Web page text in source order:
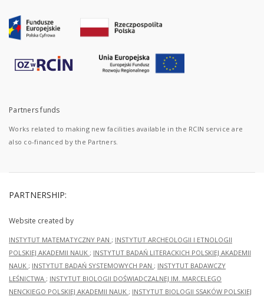
Partners funds
Works related to making new facilities available in the RCIN service are
also co-financed by the Partners.
PARTNERSHIP:
Website created by
INSTYTUT MATEMATYCZNY PAN ; INSTYTUT ARCHEOLOGII I ETNOLOGII
POLSKIEJ AKADEMII NAUK ; INSTYTUT BADAŃ LITERACKICH POLSKIEJ AKADEMII
NAUK ; INSTYTUT BADAŃ SYSTEMOWYCH PAN ; INSTYTUT BADAWCZY
LEŚNICTWA ; INSTYTUT BIOLOGII DOŚWIADCZALNEJ IM. MARCELEGO
NENCKIEGO POLSKIEJ AKADEMII NAUK ; INSTYTUT BIOLOGII SSAKÓW POLSKIEJ